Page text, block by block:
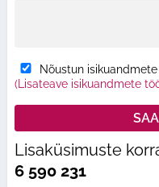
Nõustun
(Lisateave isikuandmete
Lisaküsimuste
6 590 231